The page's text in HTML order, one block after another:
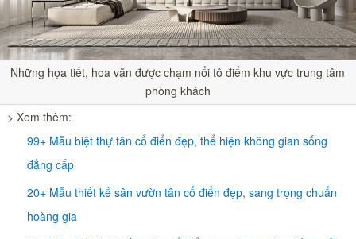
Những họa tiết, hoa văn được chạm nổi tô điểm khu vực trung tâm
phòng khách
> Xem thêm:
99+ Mẫu biệt thự tân cổ điển đẹp, thể hiện không gian sống
đẳng cấp
20+ Mẫu thiết kế sân vườn tân cổ điển đẹp, sang trọng chuẩn
hoàng gia